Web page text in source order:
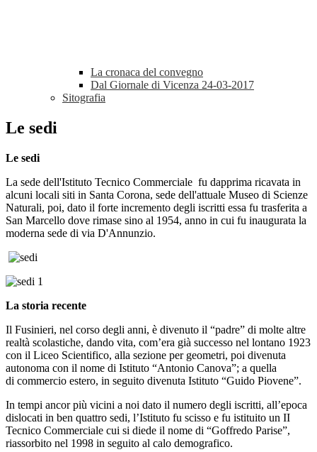
La cronaca del convegno
Dal Giornale di Vicenza 24-03-2017
Sitografia
Le sedi
Le sedi
La sede dell'Istituto Tecnico Commerciale fu dapprima ricavata in
alcuni locali siti in Santa Corona, sede dell'attuale Museo di Scienze
Naturali, poi, dato il forte incremento degli iscritti essa fu trasferita a
San Marcello dove rimase sino al 1954, anno in cui fu inaugurata la
moderna sede di via D'Annunzio.
La storia recente
Il Fusinieri, nel corso degli anni, è divenuto il “padre” di molte altre
realtà scolastiche, dando vita, com’era già successo nel lontano 1923
con il Liceo Scientifico, alla sezione per geometri, poi divenuta
autonoma con il nome di Istituto “Antonio Canova”; a quella
di commercio estero, in seguito divenuta Istituto “Guido Piovene”.
In tempi ancor più vicini a noi dato il numero degli iscritti, all’epoca
dislocati in ben quattro sedi, l’Istituto fu scisso e fu istituito un II
Tecnico Commerciale cui si diede il nome di “Goffredo Parise”,
riassorbito nel 1998 in seguito al calo demografico.